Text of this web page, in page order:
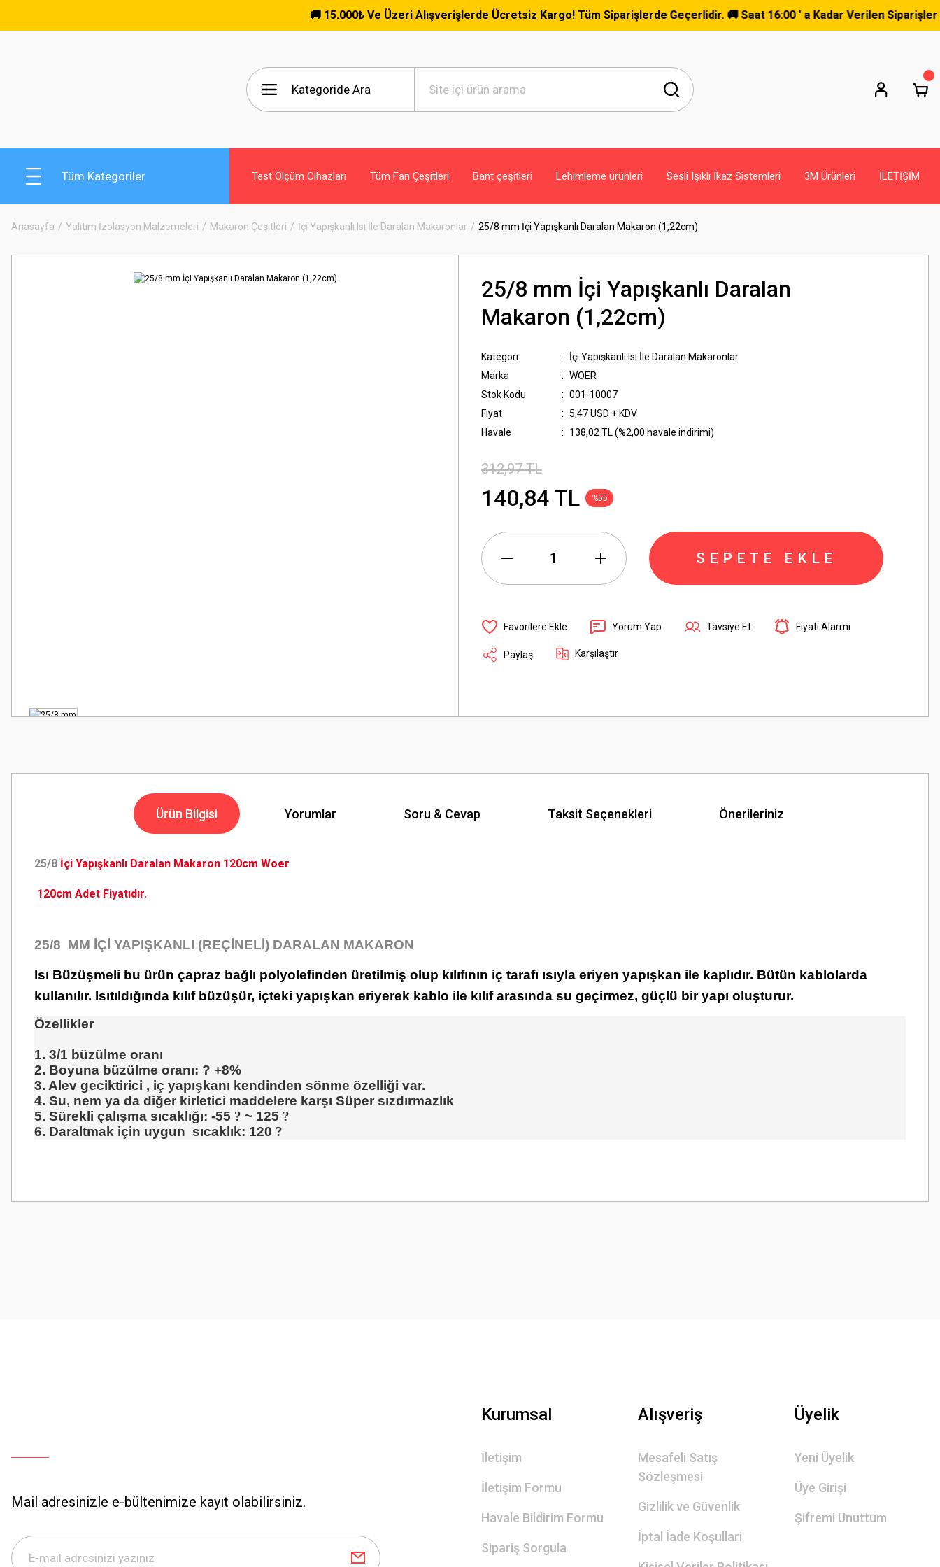
🚚 15.000₺ Ve Üzeri Alışverişlerde Ücretsiz Kargo! Tüm Siparişlerde Geçerlidir. 🚚 Saat 16:00 ' a Kadar Verilen Siparişler Aynı
Tüm Kategoriler Test Ölçüm Cihazları Tüm Fan Çeşitleri Bant çeşitleri Lehimleme ürünleri Sesli Işıklı İkaz Sistemleri 3M Ürünleri İLETİŞİM
Anasayfa Yalıtım İzolasyon Malzemeleri Makaron Çeşitleri İçi Yapışkanlı Isı İle Daralan Makaronlar 25/8 mm İçi Yapışkanlı Daralan Makaron (1,22cm)
25/8 mm İçi Yapışkanlı Daralan
Makaron (1,22cm)
Kategori
İçi Yapışkanlı Isı İle Daralan Makaronlar
Marka
WOER
Stok Kodu
001-10007
Fiyat
5,47 USD + KDV
Havale
138,02 TL (%2,00 havale indirimi)
312,97 TL
140,84 TL %55
SEPETE EKLE
Yorum Yap Tavsiye Et Fiyatı Alarmı
Paylaş Karşılaştır
Ürün Bilgisi Yorumlar Soru & Cevap Taksit Seçenekleri Önerileriniz
25/8 İçi Yapışkanlı Daralan Makaron 120cm Woer
120cm Adet Fiyatıdır.
25/8 MM İÇİ YAPIŞKANLI (REÇİNELİ) DARALAN MAKARON
Isı Büzüşmeli bu ürün çapraz bağlı polyolefinden üretilmiş olup kılıfının iç tarafı ısıyla eriyen yapışkan ile kaplıdır. Bütün kablolarda
kullanılır. Isıtıldığında kılıf büzüşür, içteki yapışkan eriyerek kablo ile kılıf arasında su geçirmez, güçlü bir yapı oluşturur.
Özellikler
1. 3/1 büzülme oranı
2. Boyuna büzülme oranı: ? +8%
3. Alev geciktirici , iç yapışkanı kendinden sönme özelliği var.
4. Su, nem ya da diğer kirletici maddelere karşı Süper sızdırmazlık
5. Sürekli çalışma sıcaklığı: -55 ? ~ 125 ?
6. Daraltmak için uygun sıcaklık: 120 ?
Görüş ve önerileriniz için teşekkür ederiz.
Gönder
Mail adresinizle e-bültenimize kayıt olabilirsiniz.
Kurumsal
İletişim
İletişim Formu
Havale Bildirim Formu
Sipariş Sorgula
Alışveriş
Mesafeli Satış
Sözleşmesi
Gizlilik ve Güvenlik
İptal İade Koşullari
Üyelik
Yeni Üyelik
Üye Girişi
Şifremi Unuttum